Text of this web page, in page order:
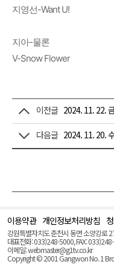
지영선-Want U!
지아-물론
V-Snow Flower
이전글 2024. 11. 22.
다음글 2024. 11. 20.
이용약관 개인정보처리방침
강원특별자치도 춘천시 동면 소양강로
대표전화: 033)248-5000, FAX:
이메일: webmaster@g1tv.co.kr
Copyright © 2001 Gangwon No. 1